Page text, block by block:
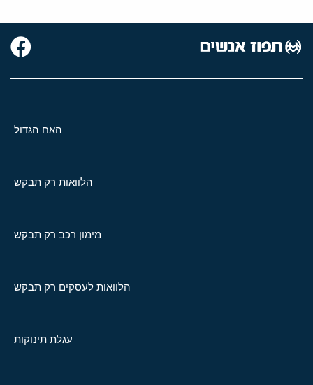
האח הגדול
הלוואות רק תבקש
מימון רכב רק תבקש
הלוואות לעסקים רק תבקש
עגלת תינוקות